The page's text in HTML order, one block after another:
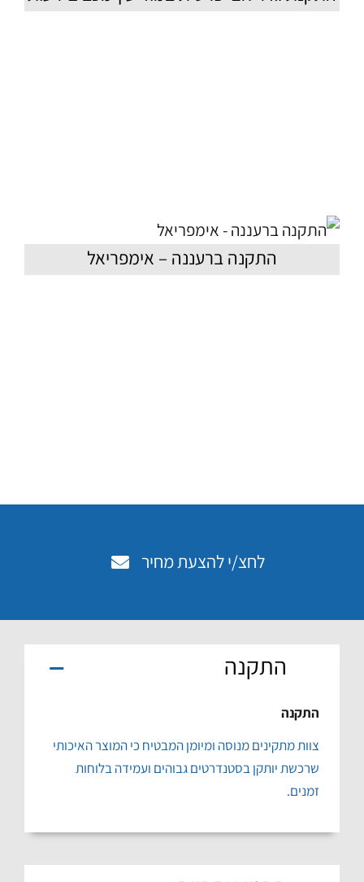
התקנה ברעננה – אימפריאל
לחצ/י להצעת מחיר
התקנה
התקנה
צוות מתקינים מנוסה ומיומן המבטיח כי המוצר האיכותי
שרכשת יותקן בסטנדרטים גבוהים ועמידה בלוחות
זמנים.